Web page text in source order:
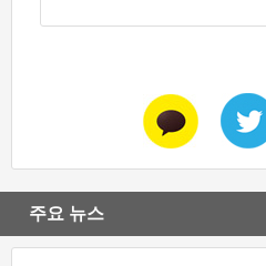
주요 뉴스